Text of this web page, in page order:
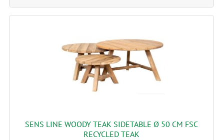
SENS LINE WOODY TEAK SIDETABLE Ø 50 CM FSC
RECYCLED TEAK